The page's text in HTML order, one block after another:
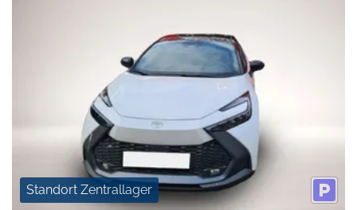
Standort Zentrallager